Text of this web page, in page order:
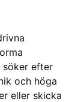
söker efter
och höga
eller skicka